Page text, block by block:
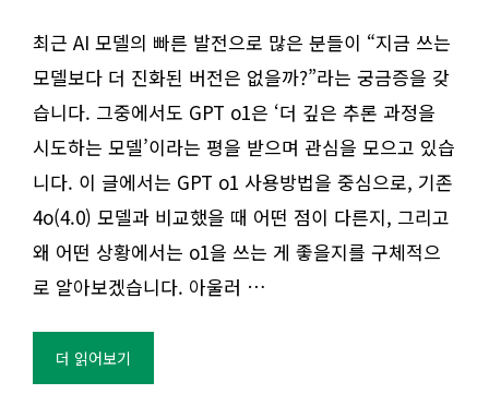
최근 AI 모델의 빠른 발전으로 많은 분들이 “지금 쓰는
모델보다 더 진화된 버전은 없을까?”라는 궁금증을 갖
습니다. 그중에서도 GPT o1은 ‘더 깊은 추론 과정을
시도하는 모델’이라는 평을 받으며 관심을 모으고 있습
니다. 이 글에서는 GPT o1 사용방법을 중심으로, 기존
4o(4.0) 모델과 비교했을 때 어떤 점이 다른지, 그리고
왜 어떤 상황에서는 o1을 쓰는 게 좋을지를 구체적으
로 알아보겠습니다. 아울러 …
더 읽어보기